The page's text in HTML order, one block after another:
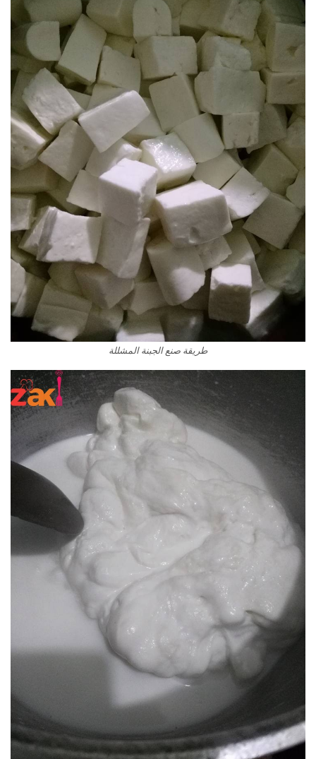
طريقة صنع الجبنة المشللة